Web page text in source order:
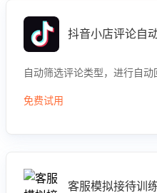
抖音小店评论自
自动筛选评论类型，进行自
免费试用
客服模拟接待训